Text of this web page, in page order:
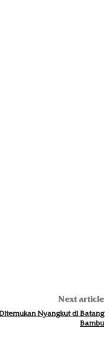
Next article
Nyangkut di Batang
Bambu